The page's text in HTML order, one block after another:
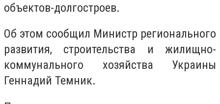
объектов-долгостроев.
Об этом сообщил Министр регионального
развития, строительства и жилищно-
коммунального хозяйства Украины
Геннадий Темник.